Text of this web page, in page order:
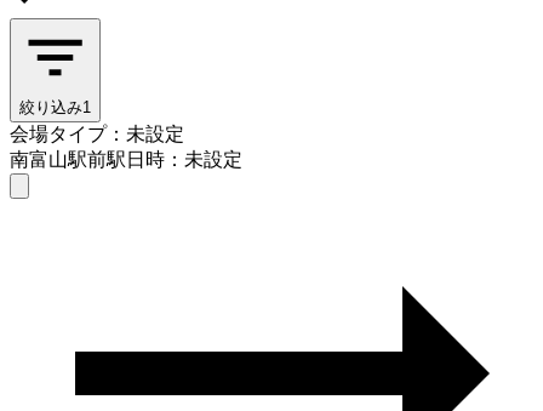
絞り込み1
会場タイプ：未設定
南富山駅前駅日時：未設定